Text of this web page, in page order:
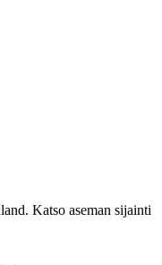
Katso aseman sijainti